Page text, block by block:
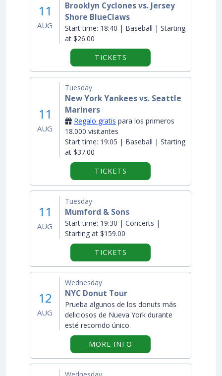
11
AUG
Brooklyn Cyclones vs. Jersey
Shore BlueClaws
Start time: 18:40 | Baseball | Starting
at $26.00
TICKETS
11
AUG
Tuesday
New York Yankees vs. Seattle
Mariners
Regalo gratis para los primeros
18.000 visitantes
Start time: 19:05 | Baseball | Starting
at $37.00
TICKETS
11
AUG
Tuesday
Mumford & Sons
Start time: 19:30 | Concerts |
Starting at $159.00
TICKETS
12
AUG
Wednesday
NYC Donut Tour
Prueba algunos de los donuts más
deliciosos de Nueva York durante
esté recorrido único.
MORE INFO